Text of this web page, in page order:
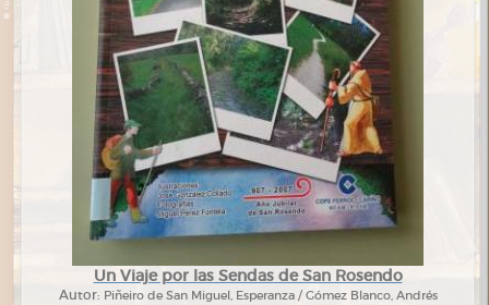
Un Viaje por las Sendas de San Rosendo
Autor: Piñeiro de San Miguel, Esperanza / Gómez Blanco, Andrés